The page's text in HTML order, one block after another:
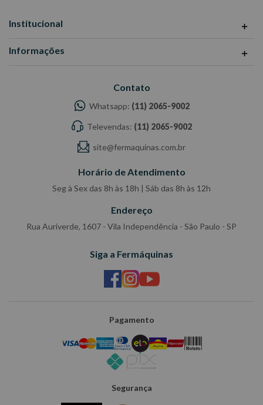
Institucional
Informações
Contato
Whatsapp: (11) 2065-9002
Televendas: (11) 2065-9002
site@fermaquinas.com.br
Horário de Atendimento
Seg à Sex das 8h às 18h | Sáb das 8h às 12h
Endereço
Rua Auriverde, 1607 - Vila Independência - São Paulo - SP
Siga a Fermáquinas
Pagamento
Segurança